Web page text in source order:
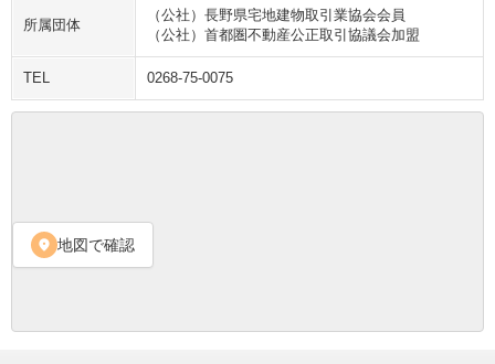
所属団体
（公社）長野県宅地建物取引業協会会員
（公社）首都圏不動産公正取引協議会加盟
TEL 0268-75-0075
location_on 地図で確認